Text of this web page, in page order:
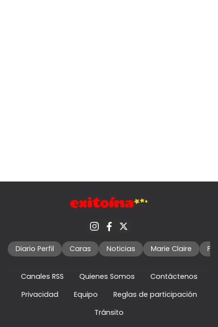
Diario Perfil Caras Noticias Marie Claire
Canales RSS Quienes Somos
Contáctenos
Privacidad
Equipo
Reglas de participación
Tránsito